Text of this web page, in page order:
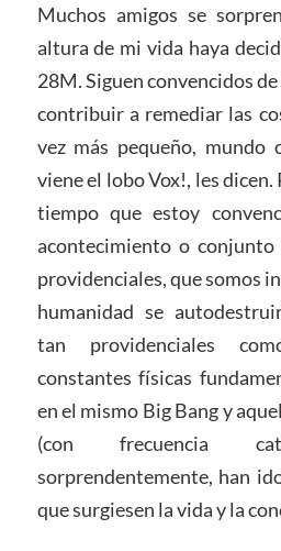
Muchos amigos se
altura de mi vida haya
28M. Siguen convencidos
contribuir a remediar las
vez más pequeño, mundo
viene el lobo Vox!, les
tiempo que estoy
acontecimiento o
providenciales, que somos
humanidad se
tan providenciales
constantes físicas
en el mismo Big Bang y
(con frecuencia
sorprendentemente, han
que surgiesen la vida y la